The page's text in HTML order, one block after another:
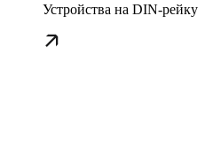
Устройства на DIN-рейку